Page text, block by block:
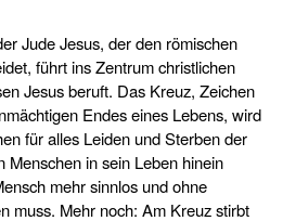
Jude Jesus, der den römischen
führt ins Zentrum christlichen
Jesus beruft. Das Kreuz, Zeichen
Endes eines Lebens, wird
für alles Leiden und Sterben der
Menschen in sein Leben hinein
mehr sinnlos und ohne
muss. Mehr noch: Am Kreuz stirbt